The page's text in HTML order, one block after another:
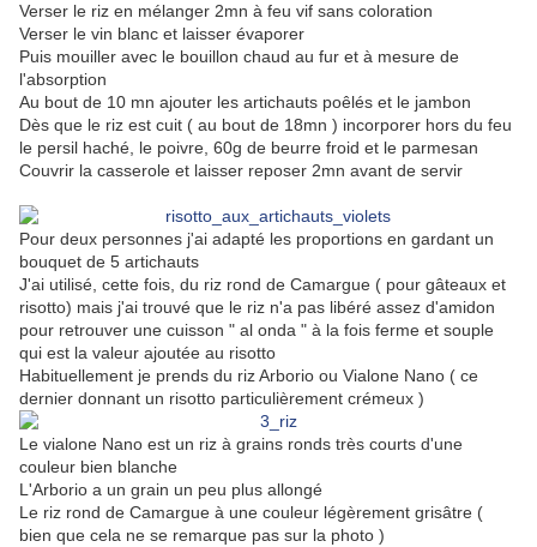
Verser le riz en mélanger 2mn à feu vif sans coloration
Verser le vin blanc et laisser évaporer
Puis mouiller avec le bouillon chaud au fur et à mesure de
l'absorption
Au bout de 10 mn ajouter les artichauts poêlés et le jambon
Dès que le riz est cuit ( au bout de 18mn ) incorporer hors du feu
le persil haché, le poivre, 60g de beurre froid et le parmesan
Couvrir la casserole et laisser reposer 2mn avant de servir
Pour deux personnes j'ai adapté les proportions en gardant un
bouquet de 5 artichauts
J'ai utilisé, cette fois, du riz rond de Camargue ( pour gâteaux et
risotto) mais j'ai trouvé que le riz n'a pas libéré assez d'amidon
pour retrouver une cuisson " al onda " à la fois ferme et souple
qui est la valeur ajoutée au risotto
Habituellement je prends du riz Arborio ou Vialone Nano ( ce
dernier donnant un risotto particulièrement crémeux )
Le vialone Nano est un riz à grains ronds très courts d'une
couleur bien blanche
L'Arborio a un grain un peu plus allongé
Le riz rond de Camargue à une couleur légèrement grisâtre (
bien que cela ne se remarque pas sur la photo )